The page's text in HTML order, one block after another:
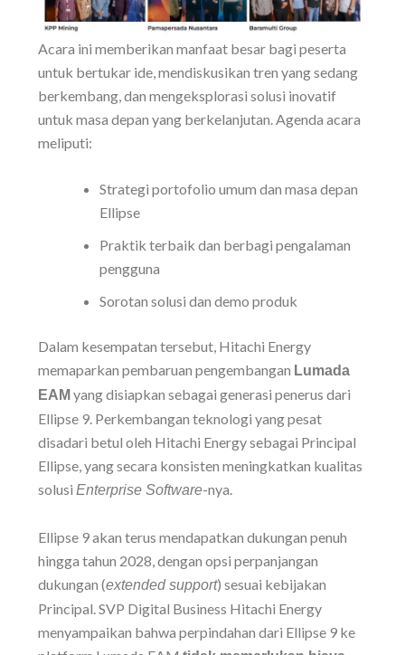
Acara ini memberikan manfaat besar bagi peserta
untuk bertukar ide, mendiskusikan tren yang sedang
berkembang, dan mengeksplorasi solusi inovatif
untuk masa depan yang berkelanjutan. Agenda acara
meliputi:
Strategi portofolio umum dan masa depan
Ellipse
Praktik terbaik dan berbagi pengalaman
pengguna
Sorotan solusi dan demo produk
Dalam kesempatan tersebut, Hitachi Energy
memaparkan pembaruan pengembangan Lumada
EAM yang disiapkan sebagai generasi penerus dari
Ellipse 9. Perkembangan teknologi yang pesat
disadari betul oleh Hitachi Energy sebagai Principal
Ellipse, yang secara konsisten meningkatkan kualitas
solusiEnterprise Software-nya.
Ellipse 9 akan terus mendapatkan dukungan penuh
hingga tahun 2028, dengan opsi perpanjangan
dukungan (extended support) sesuai kebijakan
Principal. SVP Digital Business Hitachi Energy
menyampaikan bahwa perpindahan dari Ellipse 9 ke